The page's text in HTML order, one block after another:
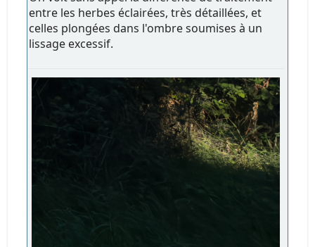
entre les herbes éclairées, très détaillées, et
celles plongées dans l'ombre soumises à un
lissage excessif.